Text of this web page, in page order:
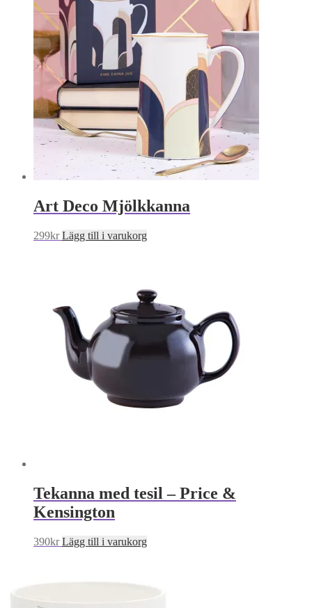
Art Deco Mjölkkanna
299kr Lägg till i varukorg
Tekanna med tesil – Price &
Kensington
390kr Lägg till i varukorg